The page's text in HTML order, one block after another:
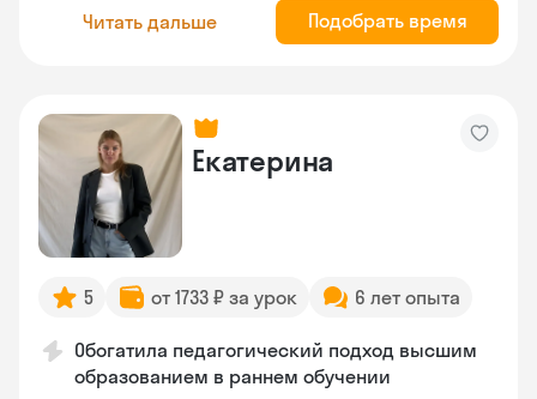
Читать дальше Подобрать время
Екатерина
5 от 1733 ₽ за урок 6 лет опыта
Обогатила педагогический подход высшим
образованием в раннем обучении